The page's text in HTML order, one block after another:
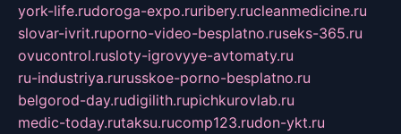
york-life.rudoroga-expo.ruribery.rucleanmedicine.ru
slovar-ivrit.ruporno-video-besplatno.ruseks-365.ru
ovucontrol.rusloty-igrovyye-avtomaty.ru
ru-industriya.rurusskoe-porno-besplatno.ru
belgorod-day.rudigilith.rupichkurovlab.ru
medic-today.rutaksu.rucomp123.rudon-ykt.ru